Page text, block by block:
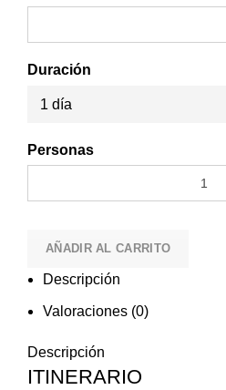
Duración
1 día
Personas
AÑADIR AL CARRITO
Descripción
Valoraciones (0)
Descripción
ITINERARIO